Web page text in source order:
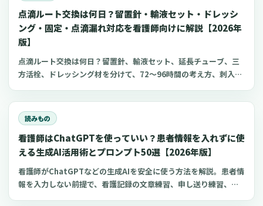
点滴ルート交換は何日？留置針・輸液セット・ドレッシ
ング・固定・点滴漏れ対応を看護師向けに解説【2026年
版】
点滴ルート交換は何日？留置針、輸液セット、延長チューブ、三
方活栓、ドレッシング材を分けて、72〜96時間の考え方、刺入部
読みもの
看護師はChatGPTを使っていい？患者情報を入れずに使
える生成AI活用術とプロンプト50選【2026年版】
看護師がChatGPTなどの生成AIを安全に使う方法を解説。患者情
報を入力しない前提で、看護記録の文章練習、申し送り練習、復